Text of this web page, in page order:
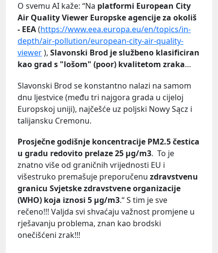
O svemu AI kaže: “Na platformi European City
Air Quality Viewer Europske agencije za okoliš
- EEA(https://www.eea.europa.eu/en/topics/in-
depth/air-pollution/european-city-air-quality-
viewer), Slavonski Brod je službeno klasificiran
kao grad s "lošom" (poor) kvalitetom zraka…
Slavonski Brod se konstantno nalazi na samom
dnu ljestvice (među tri najgora grada u cijeloj
Europskoj uniji), najčešće uz poljski Nowy Sącz i
talijansku Cremonu.
Prosječne godišnje koncentracije PM2.5 čestica
u gradu redovito prelaze 25 μg/m3. To je
znatno više od graničnih vrijednosti EU i
višestruko premašuje preporučenu zdravstvenu
granicu Svjetske zdravstvene organizacije
(WHO) koja iznosi 5 μg/m3.“ S tim je sve
rečeno!!! Valjda svi shvaćaju važnost promjene u
rješavanju problema, znan kao brodski
onečišćeni zrak!!!